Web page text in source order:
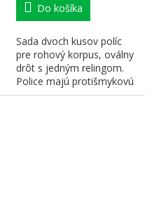
Do košíka
Sada dvoch kusov políc
pre rohový korpus, oválny
drôt s jedným relingom.
Police majú protišmykovú
úpravu. Určené pre...